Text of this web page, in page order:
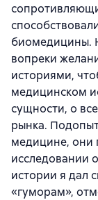
биомедицины.
вопреки
историями,
медицинском
сущности, о
рынка.
медицине, они
исследовании
истории я дал
«гуморам»,